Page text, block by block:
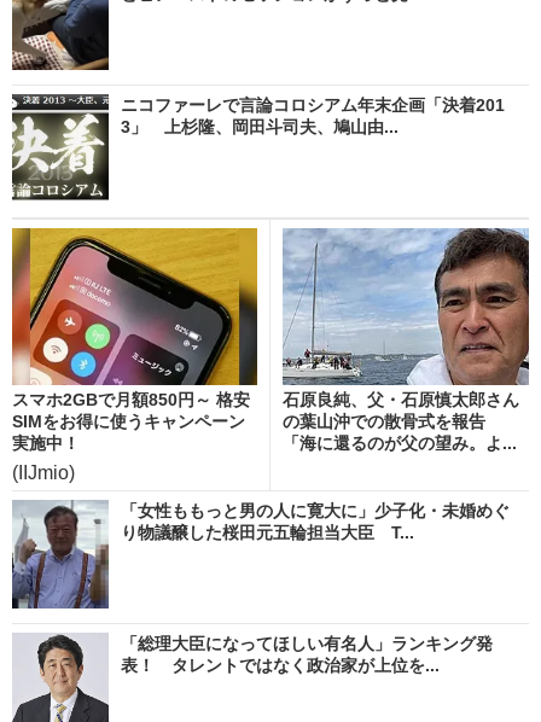
ニコファーレで言論コロシアム年末企画「決着201
3」 上杉隆、岡田斗司夫、鳩山由...
スマホ2GBで月額850円～ 格安
SIMをお得に使うキャンペーン
実施中！
(IIJmio)
石原良純、父・石原慎太郎さん
の葉山沖での散骨式を報告
「海に還るのが父の望み。よ...
「女性ももっと男の人に寛大に」少子化・未婚めぐ
り物議醸した桜田元五輪担当大臣 T...
「総理大臣になってほしい有名人」ランキング発
表！ タレントではなく政治家が上位を...